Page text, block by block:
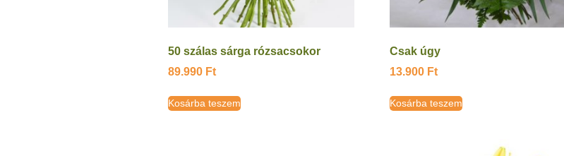
50 szálas sárga rózsacsokor
89.990 Ft
Kosárba teszem
Csak úgy
13.900 Ft
Kosárba teszem